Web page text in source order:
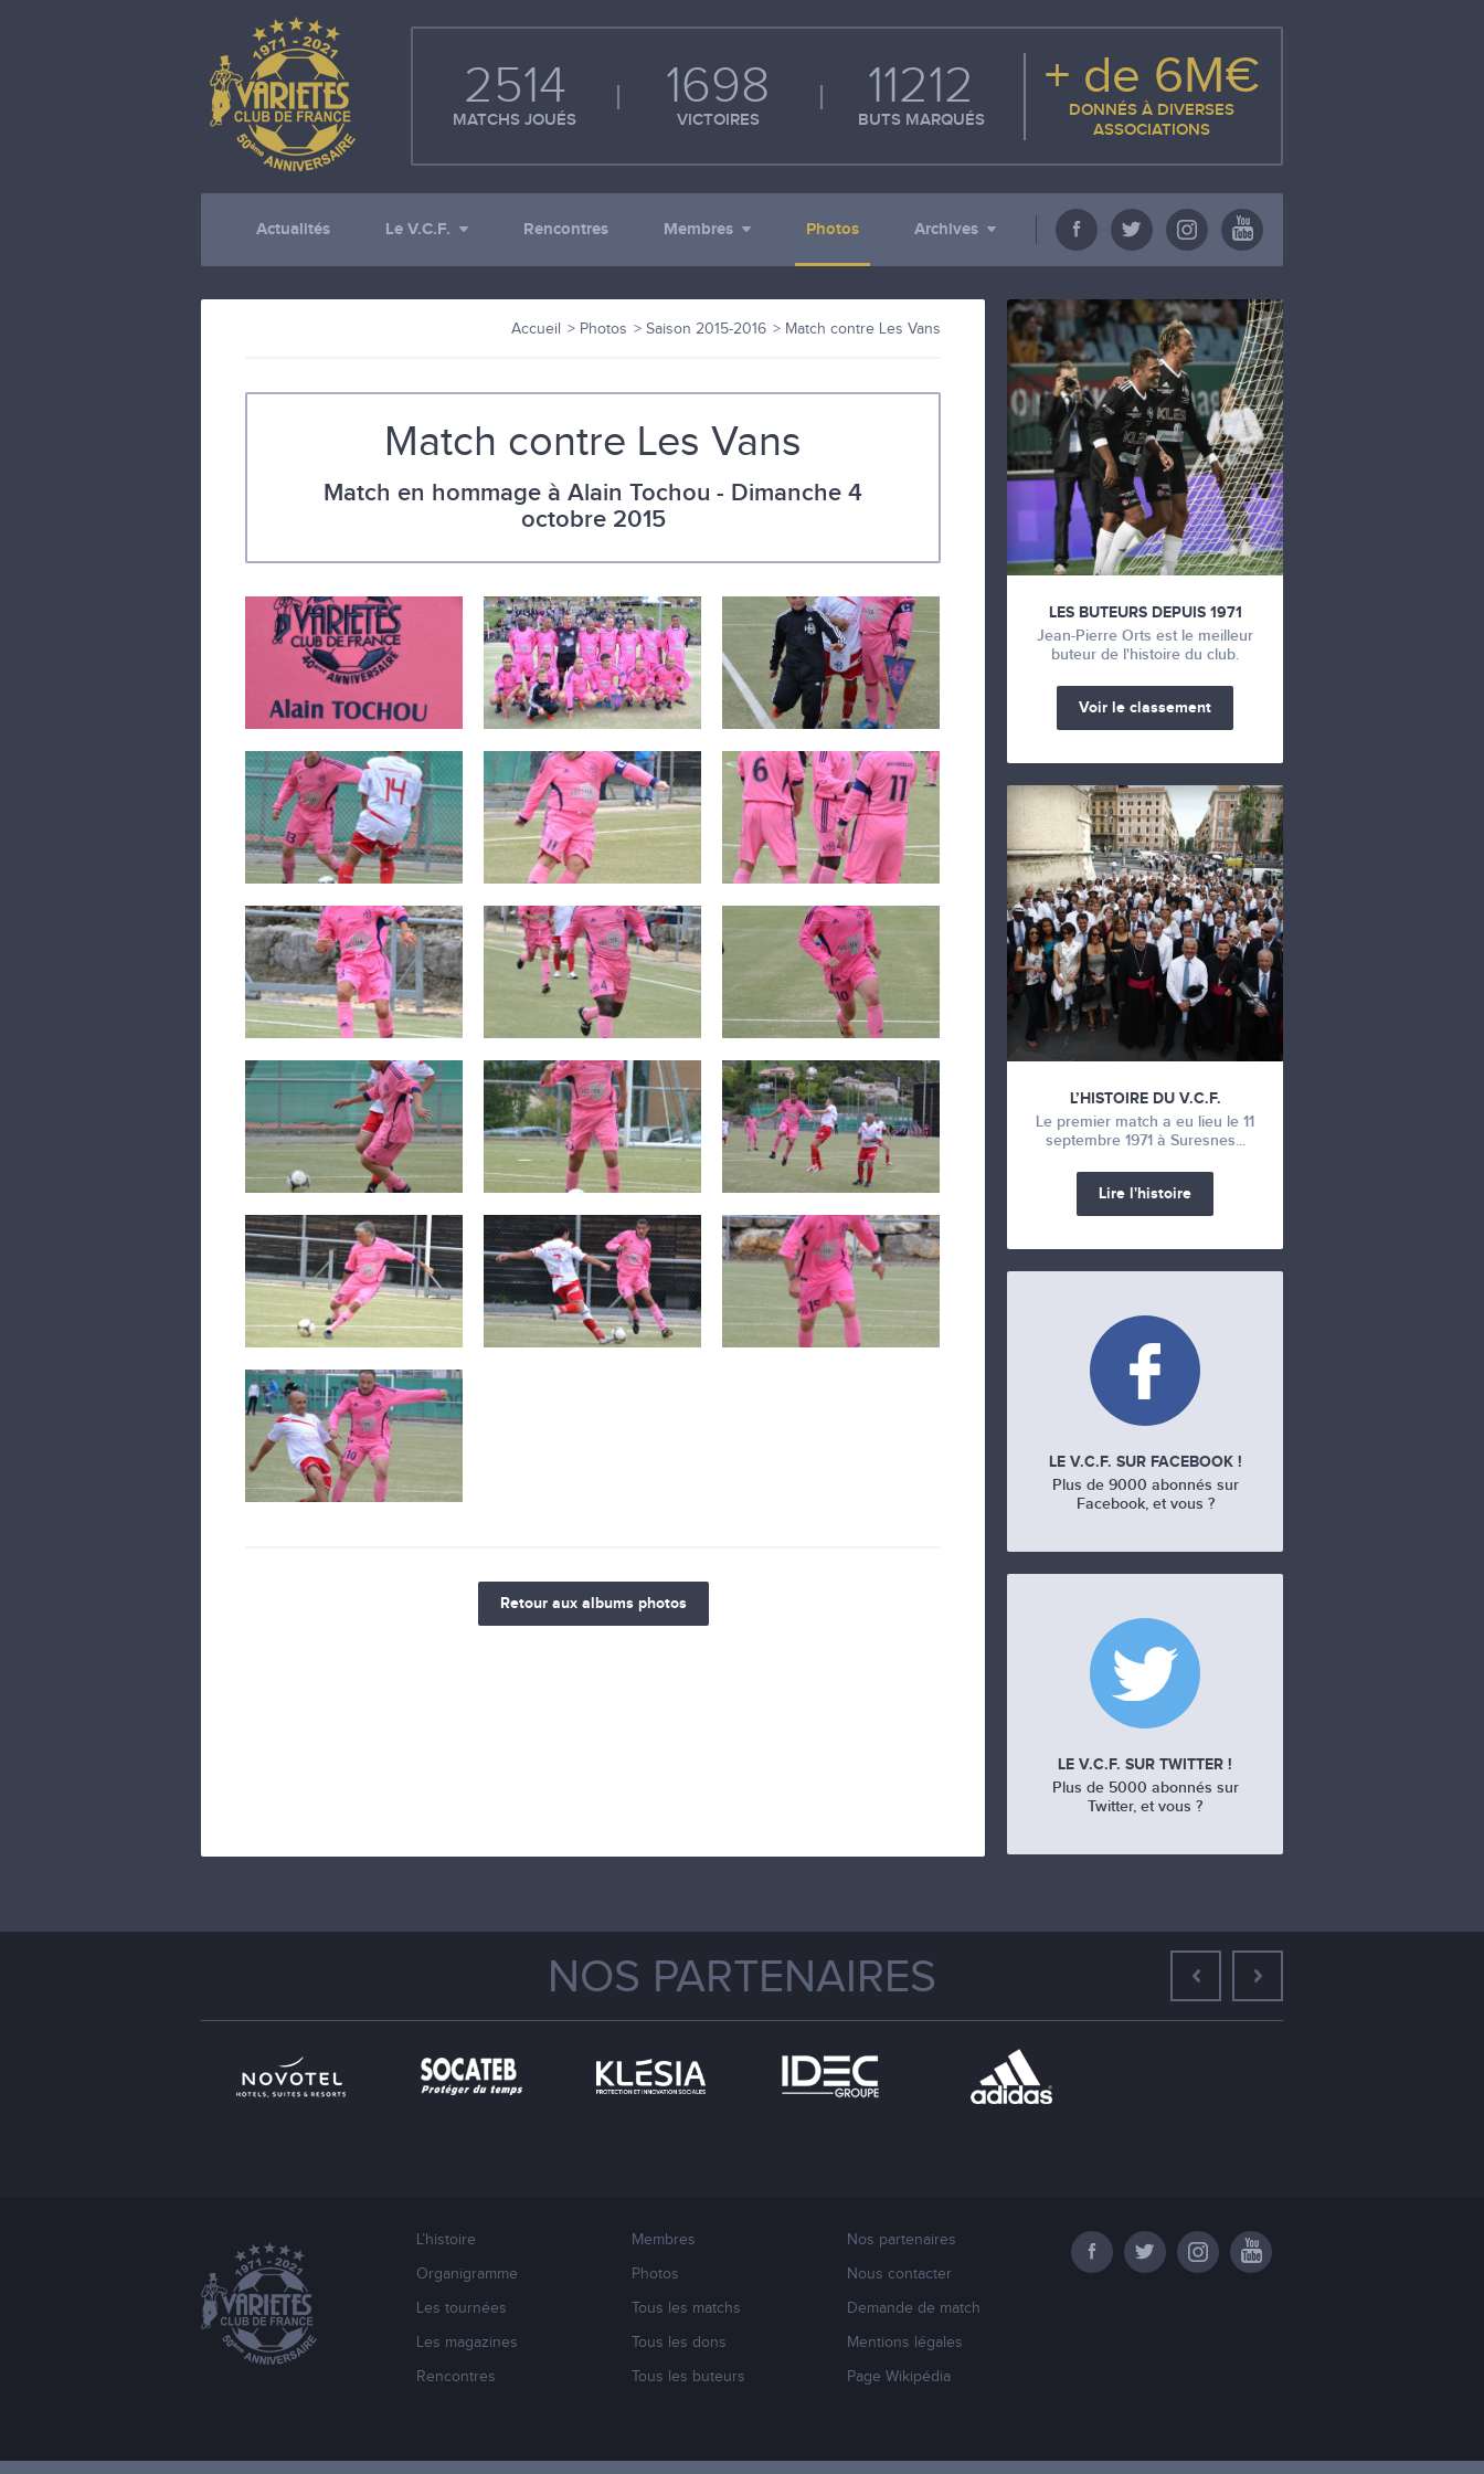
2514
MATCHS JOUÉS
1698
VICTOIRES
11212
BUTS MARQUÉS
+ de 6M€
DONNÉS À DIVERSES
ASSOCIATIONS
Actualités Le V.C.F. Rencontres Membres Photos Archives
Accueil Photos Saison 2015-2016 Match contre Les Vans
Match contre Les Vans
Match en hommage à Alain Tochou - Dimanche 4
octobre 2015
Retour aux albums photos
LES BUTEURS DEPUIS 1971
Jean-Pierre Orts est le meilleur
buteur de l'histoire du club.
Voir le classement
L’HISTOIRE DU V.C.F.
Le premier match a eu lieu le 11
septembre 1971 à Suresnes...
Lire l'histoire
LE V.C.F. SUR FACEBOOK !
Plus de 9000 abonnés sur
Facebook, et vous ?
LE V.C.F. SUR TWITTER !
Plus de 5000 abonnés sur
Twitter, et vous ?
NOS PARTENAIRES
L’histoire
Organigramme
Les tournées
Les magazines
Rencontres
Membres
Photos
Tous les matchs
Tous les dons
Tous les buteurs
Nos partenaires
Nous contacter
Demande de match
Mentions légales
Page Wikipédia